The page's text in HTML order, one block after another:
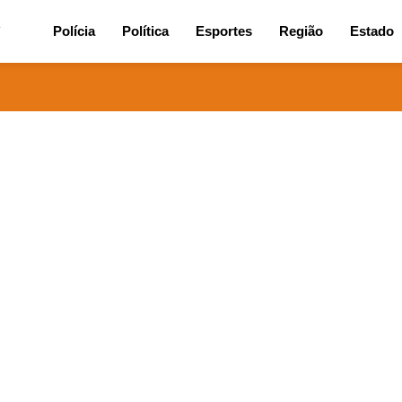
Polícia Política Esportes Região Estado